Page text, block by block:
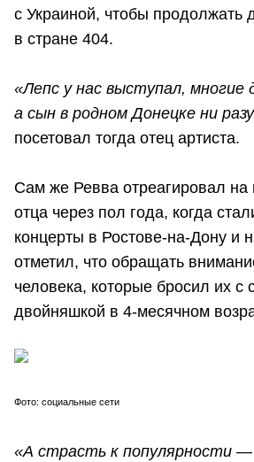
с Украиной, чтобы продолжать
в стране 404.
«Лепс у нас выступал, многие
а сын в родном Донецке ни
посетовал тогда отец артиста.
Сам же Ревва отреагировал на
отца через пол года, когда
концерты в Ростове-на-Дону и
отметил, что обращать
человека, которые бросил их с
двойняшкой в 4-месячном
Фото: социальные сети
«А страсть к популярности —